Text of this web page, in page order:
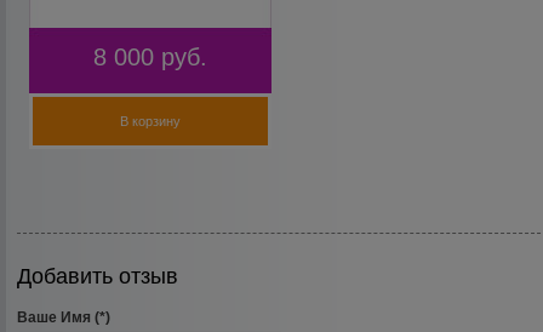
8 000 руб.
В корзину
Добавить отзыв
Ваше Имя (*)